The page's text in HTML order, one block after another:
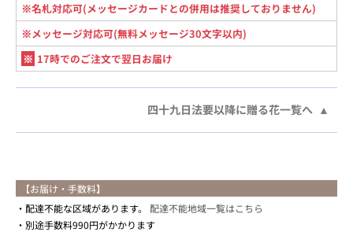
※名札対応可(メッセージカードとの併用は推奨しておりません)
※メッセージ対応可(無料メッセージ30文字以内)
※ 17時でのご注文で翌日お届け
四十九日法要以降に贈る花一覧へ
【お届け・手数料】
配達不能な区域があります。 配達不能地域一覧はこちら
別途手数料990円がかかります